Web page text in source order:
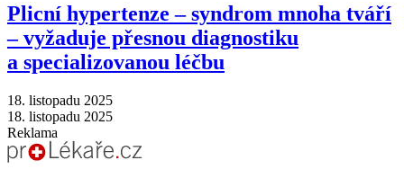
Plicní hypertenze –⁠ syndrom mnoha tváří
–⁠ vyžaduje přesnou diagnostiku
a specializovanou léčbu
18. listopadu 2025
18. listopadu 2025
Reklama